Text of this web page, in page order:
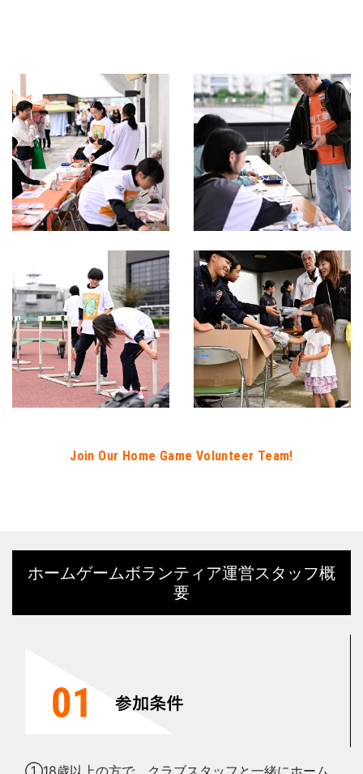
Join Our Home Game Volunteer Team!
ホームゲームボランティア運営スタッフ概
要
①18歳以上の方で、クラブスタッフと一緒にホーム